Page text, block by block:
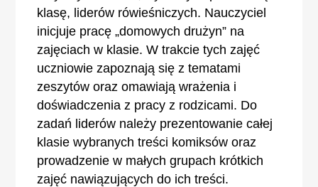
klasę, liderów rówieśniczych. Nauczyciel
inicjuje pracę „domowych drużyn” na
zajęciach w klasie. W trakcie tych zajęć
uczniowie zapoznają się z tematami
zeszytów oraz omawiają wrażenia i
doświadczenia z pracy z rodzicami. Do
zadań liderów należy prezentowanie całej
klasie wybranych treści komiksów oraz
prowadzenie w małych grupach krótkich
zajęć nawiązujących do ich treści.